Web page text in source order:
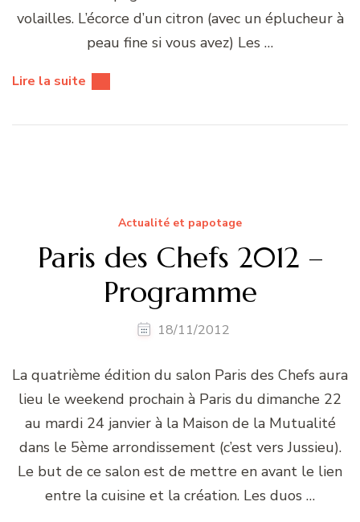
volailles. L’écorce d’un citron (avec un éplucheur à
peau fine si vous avez) Les …
Lire la suite
Actualité et papotage
Paris des Chefs 2012 –
Programme
18/11/2012
La quatrième édition du salon Paris des Chefs aura
lieu le weekend prochain à Paris du dimanche 22
au mardi 24 janvier à la Maison de la Mutualité
dans le 5ème arrondissement (c’est vers Jussieu).
Le but de ce salon est de mettre en avant le lien
entre la cuisine et la création. Les duos …